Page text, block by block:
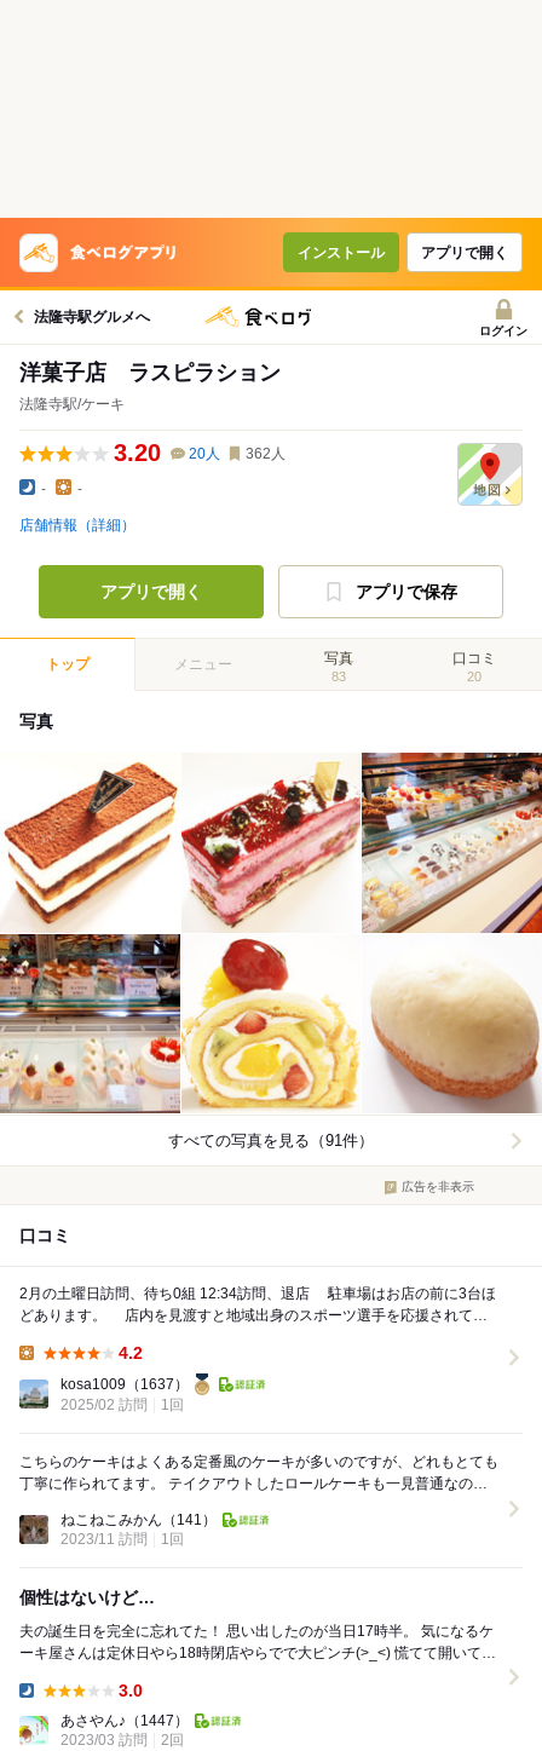
インストール アプリで開く
法隆寺駅グルメへ
ログイン
洋菓子店 ラスピラション
法隆寺駅/ケーキ
3.20 20人 362 人
- -
店舗情報（詳細）
アプリで開く アプリで保存
トップ メニュー 写真
83
口コミ
20
写真
すべての写真を見る（91件）
広告を非表示
口コミ
2月の土曜日訪問、待ち0組 12:34訪問、退店 駐車場はお店の前に3台ほ
どあります。 店内を見渡すと地域出身のスポーツ選手を応援されてい
4.2
kosa1009 （1637）
2025/02 訪問
1回
こちらのケーキはよくある定番風のケーキが多いのですが、どれもとても
丁寧に作られてます。 テイクアウトしたロールケーキも一見普通なので
ねこねこみかん （141）
2023/11 訪問
1回
個性はないけど…
夫の誕生日を完全に忘れてた！ 思い出したのが当日17時半。 気になるケ
ーキ屋さんは定休日やら18時閉店やらでで大ピンチ(>_<) 慌てて開いてい
3.0
あさやん♪ （1447）
2023/03 訪問
2回